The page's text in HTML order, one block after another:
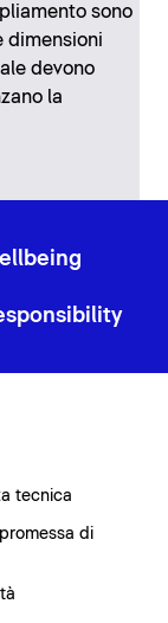
sono
dimensioni
devono
la
tecnica
di